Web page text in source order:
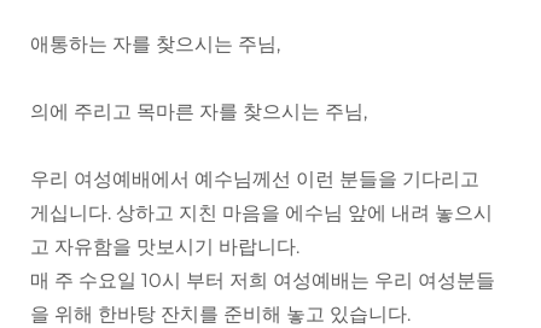
애통하는 자를 찾으시는 주님,
의에 주리고 목마른 자를 찾으시는 주님,
우리 여성예배에서 예수님께선 이런 분들을 기다리고
게십니다. 상하고 지친 마음을 에수님 앞에 내려 놓으시
고 자유함을 맛보시기 바랍니다.
매 주 수요일 10시 부터 저희 여성예배는 우리 여성분들
을 위해 한바탕 잔치를 준비해 놓고 있습니다.